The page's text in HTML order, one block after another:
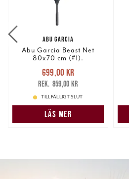
ABU GARCIA
Abu Garcia Beast Net
80x70 cm (#1).
Nuvarande pris
699,00 krTidigare pris
859,00 kr
699,00 kr
859,00 kr
TILLFÄLLIGT SLUT
LÄS MER